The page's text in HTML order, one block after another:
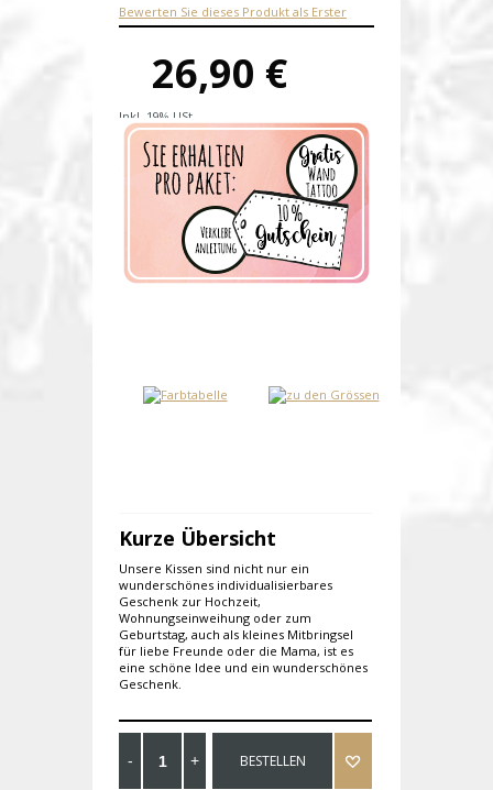
Bewerten Sie dieses Produkt als Erster
26,90 €
Inkl. 19% USt.
Versandkosten
Produktnummer:ks19-E
Verfügbarkeit:Auf Lager
Lieferzeit: 1-2 Werktage
Kurze Übersicht
Unsere Kissen sind nicht nur ein
wunderschönes individualisierbares
Geschenk zur Hochzeit,
Wohnungseinweihung oder zum
Geburtstag, auch als kleines Mitbringsel
für liebe Freunde oder die Mama, ist es
eine schöne Idee und ein wunderschönes
Geschenk.
BESTELLEN